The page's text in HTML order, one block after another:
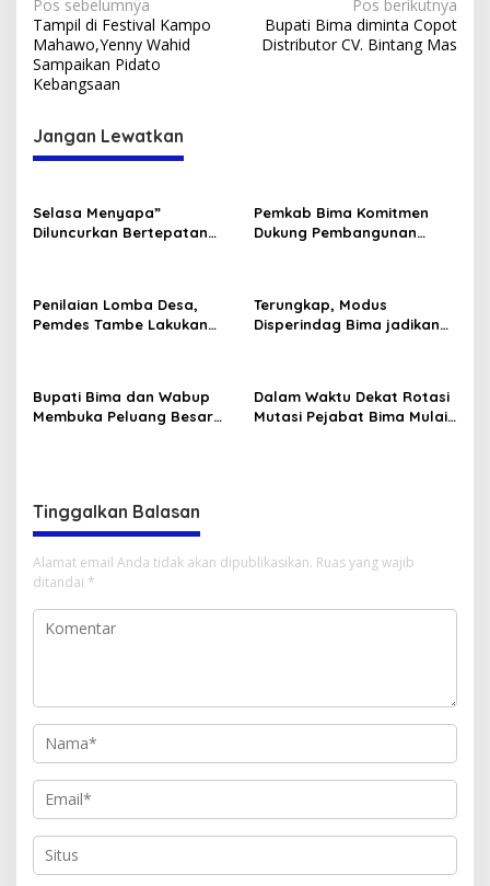
Navigasi
pos
Pos sebelumnya
Tampil di Festival Kampo
Mahawo,Yenny Wahid
Sampaikan Pidato
Kebangsaan
Pos berikutnya
Bupati Bima diminta Copot
Distributor CV. Bintang Mas
Jangan Lewatkan
Selasa Menyapa”
Diluncurkan Bertepatan
Pemkab Bima Komitmen
Dukung Pembangunan
Penilaian Lomba Desa,
Pemdes Tambe Lakukan
Terungkap, Modus
Disperindag Bima jadikan
Bupati Bima dan Wabup
Membuka Peluang Besar
Dalam Waktu Dekat Rotasi
Mutasi Pejabat Bima Mulai
Tinggalkan Balasan
Alamat email Anda tidak akan dipublikasikan. Ruas yang wajib
ditandai *